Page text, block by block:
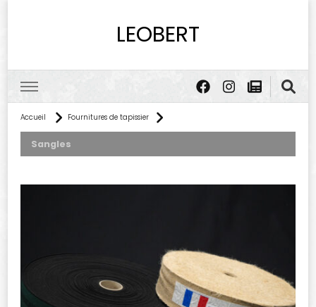
LEOBERT
Accueil Fournitures de tapissier
Sangles